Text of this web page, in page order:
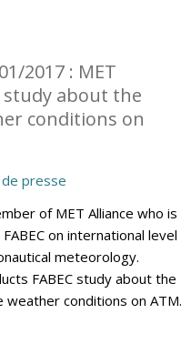
2017 : MET
study about the
conditions on
de presse
of MET Alliance who is
on international level
meteorology.
FABEC study about the
conditions on ATM.